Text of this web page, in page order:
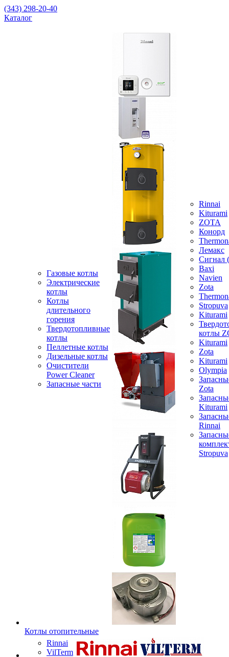
(343) 298-20-40
Каталог
Газовые котлы
Электрические
котлы
Котлы
длительного
горения
Твердотопливные
котлы
Пеллетные котлы
Дизельные котлы
Очистители
Power Cleaner
Запасные части
Rinnai
Kiturami
ZOTA
Конорд
Лемакс
Baxi
Navien
Zota
Stropuva
Kiturami
котлы
Kiturami
Zota
Kiturami
Olympia
Zota
Kiturami
Rinnai
Stropuva
Котлы отопительные
Rinnai
VilTerm